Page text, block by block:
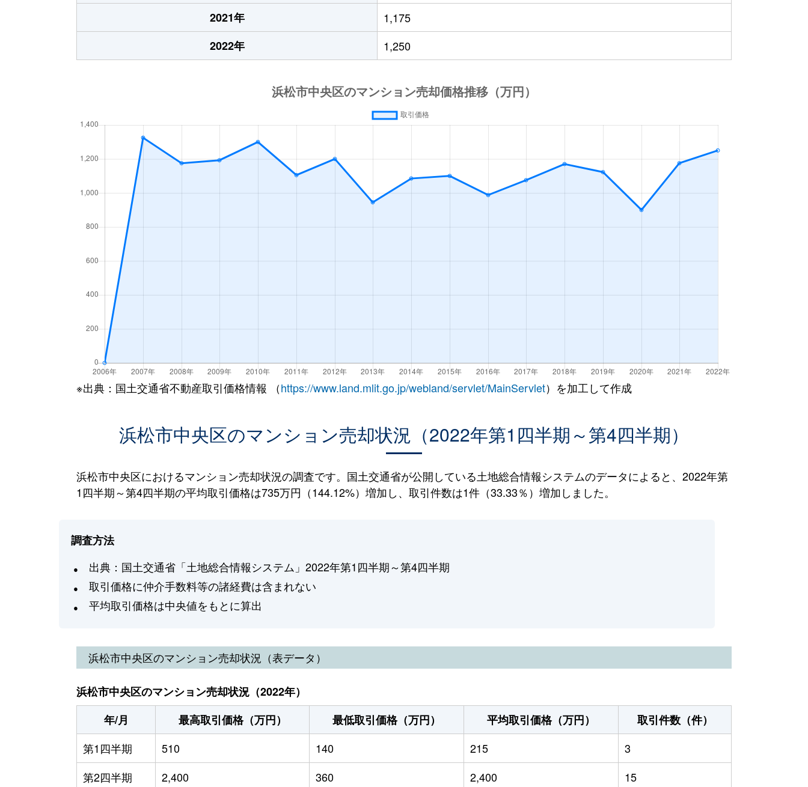
2021年
1,175
2022年
1,250
※出典：国土交通省不動産取引価格情報 （https://www.land.mlit.go.jp/webland/servlet/MainServlet）を加工して作成
浜松市中央区のマンション売却状況（2022年第1四半期～第4四半期）
浜松市中央区におけるマンション売却状況の調査です。国土交通省が公開している土地総合情報システムのデータによると、2022年第
1四半期～第4四半期の平均取引価格は735万円（144.12%）増加し、取引件数は1件（33.33％）増加しました。
調査方法
出典：国土交通省「土地総合情報システム」2022年第1四半期～第4四半期
取引価格に仲介手数料等の諸経費は含まれない
平均取引価格は中央値をもとに算出
浜松市中央区のマンション売却状況（表データ）
浜松市中央区のマンション売却状況（2022年）
年/月
最高取引価格（万円） 最低取引価格（万円） 平均取引価格（万円）
取引件数（件）
第1四半期
510 140 215
3
第2四半期
2,400 360 2,400 15